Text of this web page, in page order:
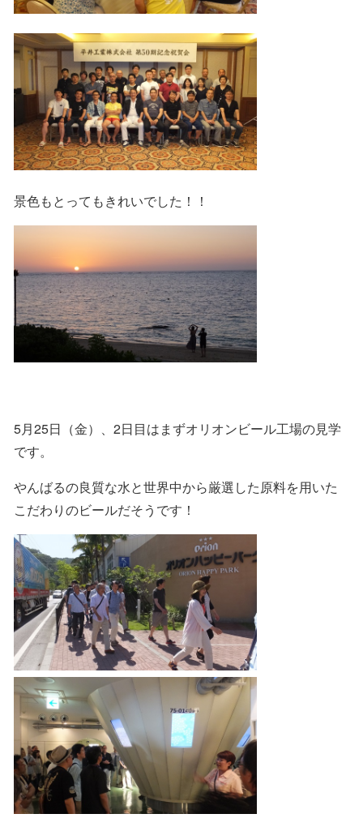
景色もとってもきれいでした！！
5月25日（金）、2日目はまずオリオンビール工場の見学
です。
やんばるの良質な水と世界中から厳選した原料を用いた
こだわりのビールだそうです！